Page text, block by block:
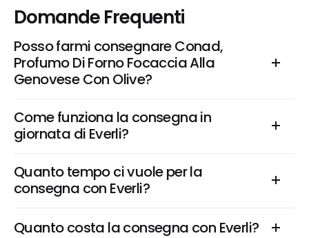
Domande Frequenti
Posso farmi consegnare Conad,
Profumo Di Forno Focaccia Alla
Genovese Con Olive?
Come funziona la consegna in
giornata di Everli?
Quanto tempo ci vuole per la
consegna con Everli?
Quanto costa la consegna con Everli?